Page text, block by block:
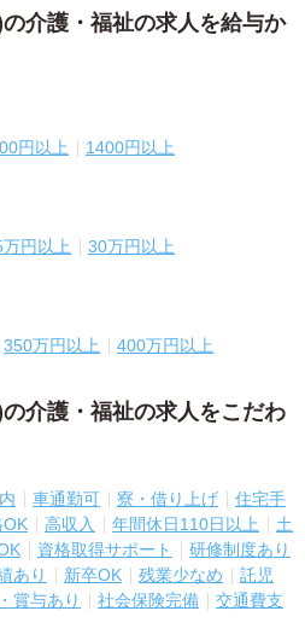
介護・福祉の求人を給与か
円以上 1400円以上
円以上 30万円以上
350万円以上 400万円以上
介護・福祉の求人をこだわ
車通勤可 寮・借り上げ
住宅手
OK 高収入 年間休日110日以上
土
資格取得サポート
研修制度あり
あり
新卒OK 残業少なめ
託児
賞与あり 社会保険完備
交通費支